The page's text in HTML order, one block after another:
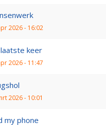
2026 - 16:02
keer
2026 - 11:47
2026 - 10:01
my phone